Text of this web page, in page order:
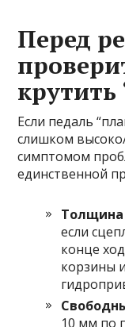
Перед
крутить
Если педаль
слишком
симптомом
единственной
Толщина
если
конце
корзины
10 мм по